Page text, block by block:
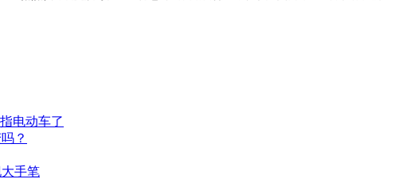
电动车了
？
手笔